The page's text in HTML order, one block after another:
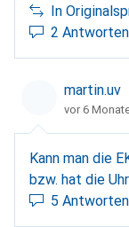
und Grau zu
bestätigen,
speziellen
gleiche
oder dunkler?
In
2 Antworten
martin.uv
vor 6
Kann man die
bzw. hat die
5 Antworten